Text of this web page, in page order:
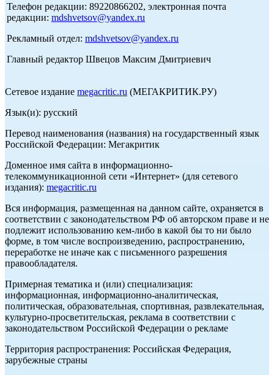
Телефон редакции: 89220866202, электронная почта
редакции: mdshvetsov@yandex.ru
Рекламный отдел: mdshvetsov@yandex.ru
Главный редактор Швецов Максим Дмитриевич
Сетевое издание megacritic.ru (МЕГАКРИТИК.РУ)
Язык(и): русский
Перевод наименования (названия) на государственный язык
Российской Федерации: Мегакритик
Доменное имя сайта в информационно-
телекоммуникационной сети «Интернет» (для сетевого
издания): megacritic.ru
Вся информация, размещенная на данном сайте, охраняется в
соответствии с законодательством РФ об авторском праве и не
подлежит использованию кем-либо в какой бы то ни было
форме, в том числе воспроизведению, распространению,
переработке не иначе как с письменного разрешения
правообладателя.
Примерная тематика и (или) специализация:
информационная, информационно-аналитическая,
политическая, образовательная, спортивная, развлекательная,
культурно-просветительская, реклама в соответствии с
законодательством Российской Федерации о рекламе
Территория распространения: Российская Федерация,
зарубежные страны